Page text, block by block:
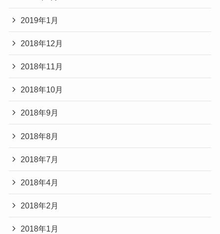
2019年1月
2018年12月
2018年11月
2018年10月
2018年9月
2018年8月
2018年7月
2018年4月
2018年2月
2018年1月